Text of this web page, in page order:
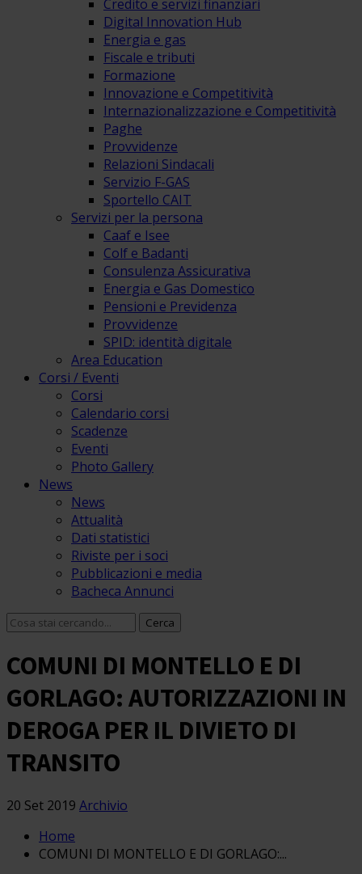
Credito e servizi finanziari
Digital Innovation Hub
Energia e gas
Fiscale e tributi
Formazione
Innovazione e Competitività
Internazionalizzazione e Competitività
Paghe
Provvidenze
Relazioni Sindacali
Servizio F-GAS
Sportello CAIT
Servizi per la persona
Caaf e Isee
Colf e Badanti
Consulenza Assicurativa
Energia e Gas Domestico
Pensioni e Previdenza
Provvidenze
SPID: identità digitale
Area Education
Corsi / Eventi
Corsi
Calendario corsi
Scadenze
Eventi
Photo Gallery
News
News
Attualità
Dati statistici
Riviste per i soci
Pubblicazioni e media
Bacheca Annunci
COMUNI DI MONTELLO E DI
GORLAGO: AUTORIZZAZIONI IN
DEROGA PER IL DIVIETO DI
TRANSITO
20 Set 2019 Archivio
Home
COMUNI DI MONTELLO E DI GORLAGO:...